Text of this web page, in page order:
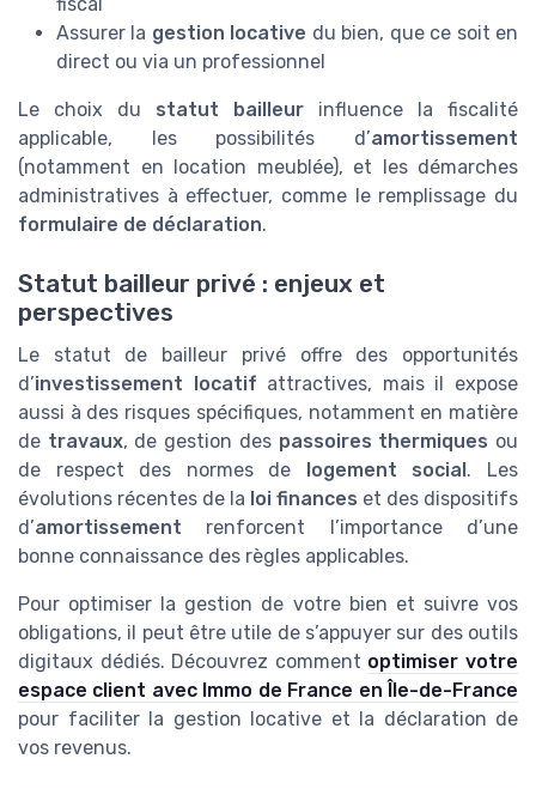
fiscal
Assurer la gestion locative du bien, que ce soit en
direct ou via un professionnel
Le choix du statut bailleur influence la fiscalité
applicable, les possibilités d’amortissement
(notamment en location meublée), et les démarches
administratives à effectuer, comme le remplissage du
formulaire de déclaration.
Statut bailleur privé : enjeux et
perspectives
Le statut de bailleur privé offre des opportunités
d’investissement locatif attractives, mais il expose
aussi à des risques spécifiques, notamment en matière
de travaux, de gestion des passoires thermiques ou
de respect des normes de logement social. Les
évolutions récentes de la loi finances et des dispositifs
d’amortissement renforcent l’importance d’une
bonne connaissance des règles applicables.
Pour optimiser la gestion de votre bien et suivre vos
obligations, il peut être utile de s’appuyer sur des outils
digitaux dédiés. Découvrez comment optimiser votre
espace client avec Immo de France en Île-de-France
pour faciliter la gestion locative et la déclaration de
vos revenus.